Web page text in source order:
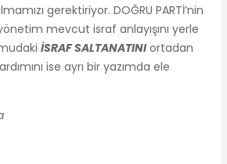
gerektiriyor. DOĞRU PARTİ’nin
mevcut israf anlayışını yerle
İSRAF SALTANATINIortadan
ise ayrı bir yazımda ele